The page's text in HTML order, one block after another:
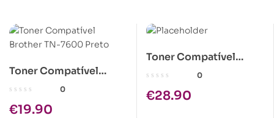
Toner Compatível
Brother TN-7600 Preto
0
€19.90
Toner Compatível
Epson C1100 Magenta
0
€28.90